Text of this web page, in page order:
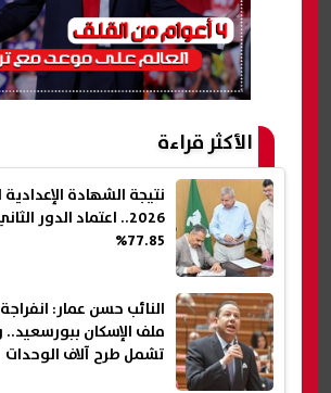
الأكثر قراءة
نتيجة الشهادة
2026.. اعتماد الدور
77.85%
النائب حسن عمار:
ملف الإسكان
تشمل طرح آلاف الوحدات